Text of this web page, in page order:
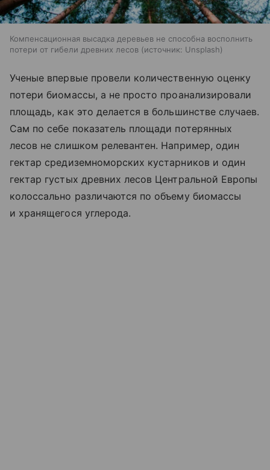
Компенсационная высадка деревьев не способна восполнить
потери от гибели древних лесов
источник: Unsplash
Ученые впервые провели количественную оценку
потери биомассы, а не просто проанализировали
площадь, как это делается в большинстве случаев.
Сам по себе показатель площади потерянных
лесов не слишком релевантен. Например, один
гектар средиземноморских кустарников и один
гектар густых древних лесов Центральной Европы
колоссально различаются по объему биомассы
и хранящегося углерода.